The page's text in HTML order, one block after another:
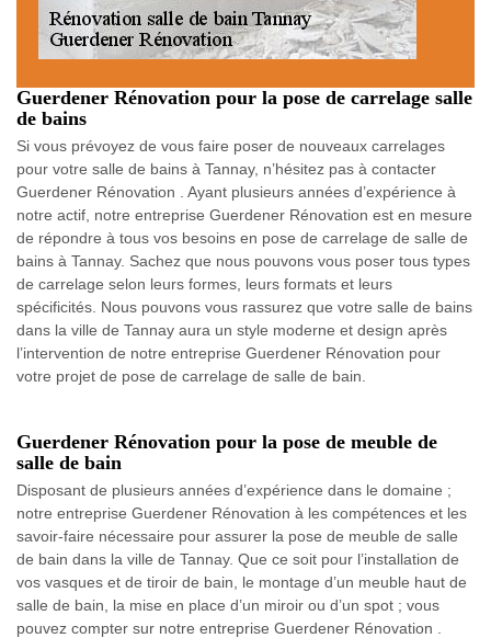
Guerdener Rénovation pour la pose de carrelage salle
de bains
Si vous prévoyez de vous faire poser de nouveaux carrelages
pour votre salle de bains à Tannay, n’hésitez pas à contacter
Guerdener Rénovation . Ayant plusieurs années d’expérience à
notre actif, notre entreprise Guerdener Rénovation est en mesure
de répondre à tous vos besoins en pose de carrelage de salle de
bains à Tannay. Sachez que nous pouvons vous poser tous types
de carrelage selon leurs formes, leurs formats et leurs
spécificités. Nous pouvons vous rassurez que votre salle de bains
dans la ville de Tannay aura un style moderne et design après
l’intervention de notre entreprise Guerdener Rénovation pour
votre projet de pose de carrelage de salle de bain.
Guerdener Rénovation pour la pose de meuble de
salle de bain
Disposant de plusieurs années d’expérience dans le domaine ;
notre entreprise Guerdener Rénovation à les compétences et les
savoir-faire nécessaire pour assurer la pose de meuble de salle
de bain dans la ville de Tannay. Que ce soit pour l’installation de
vos vasques et de tiroir de bain, le montage d’un meuble haut de
salle de bain, la mise en place d’un miroir ou d’un spot ; vous
pouvez compter sur notre entreprise Guerdener Rénovation .